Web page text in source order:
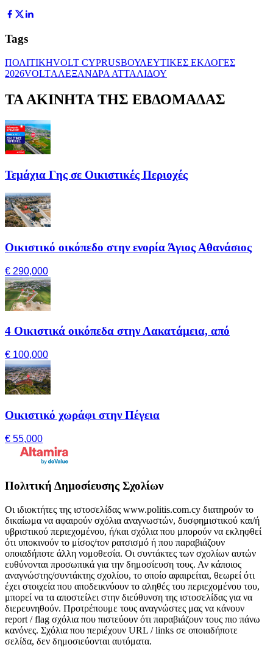
Tags
ΠΟΛΙΤΙΚΗVOLT CYPRUSΒΟΥΛΕΥΤΙΚΕΣ ΕΚΛΟΓΕΣ
2026VOLTΑΛΕΞΑΝΔΡΑ ΑΤΤΑΛΙΔΟΥ
ΤΑ ΑΚΙΝΗΤΑ ΤΗΣ ΕΒΔΟΜΑΔΑΣ
Τεμάχια Γης σε Οικιστικές Περιοχές
Οικιστικό οικόπεδο στην ενορία Άγιος Αθανάσιος
€ 290,000
4 Οικιστικά οικόπεδα στην Λακατάμεια, από
€ 100,000
Οικιστικό χωράφι στην Πέγεια
€ 55,000
Πολιτική Δημοσίευσης Σχολίων
Οι ιδιοκτήτες της ιστοσελίδας www.politis.com.cy διατηρούν το
δικαίωμα να αφαιρούν σχόλια αναγνωστών, δυσφημιστικού και/ή
υβριστικού περιεχομένου, ή/και σχόλια που μπορούν να εκληφθεί
ότι υποκινούν το μίσος/τον ρατσισμό ή που παραβιάζουν
οποιαδήποτε άλλη νομοθεσία. Οι συντάκτες των σχολίων αυτών
ευθύνονται προσωπικά για την δημοσίευση τους. Αν κάποιος
αναγνώστης/συντάκτης σχολίου, το οποίο αφαιρείται, θεωρεί ότι
έχει στοιχεία που αποδεικνύουν το αληθές του περιεχομένου του,
μπορεί να τα αποστείλει στην διεύθυνση της ιστοσελίδας για να
διερευνηθούν. Προτρέπουμε τους αναγνώστες μας να κάνουν
report / flag σχόλια που πιστεύουν ότι παραβιάζουν τους πιο πάνω
κανόνες. Σχόλια που περιέχουν URL / links σε οποιαδήποτε
σελίδα, δεν δημοσιεύονται αυτόματα.